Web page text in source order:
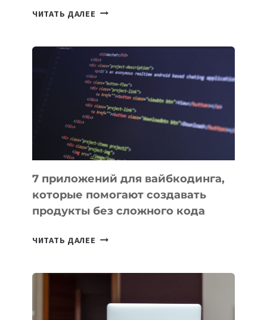
ЧИТАТЬ ДАЛЕЕ ТАСК-
ПОЛЕЗНЫХ
ИНСТРУМЕНТОВ
ДЛЯ
РАБОТЫ
7 приложений для вайбкодинга,
которые помогают создавать
продукты без сложного кода
ЧИТАТЬ ДАЛЕЕ 7
ПОМОГАЮТ